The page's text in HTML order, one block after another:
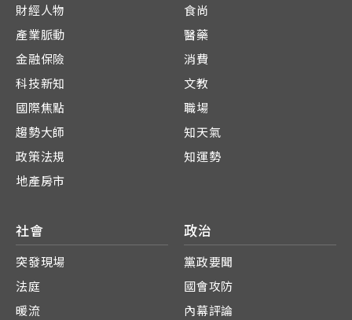
財經人物
產業脈動
金融保險
科技新知
國際焦點
趨勢大師
政策法規
地產房市
食尚
醫藥
消費
文教
職場
知天氣
知運勢
社會
突發現場
法庭
暖流
政治
黨政要聞
國會攻防
內幕評論